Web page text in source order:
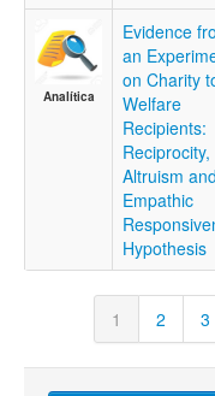
Analítica
Evidence
an
on Charity
Welfare
Recipients:
Reciprocity,
Altruism
Empathic
Hypothesis
1 2 3